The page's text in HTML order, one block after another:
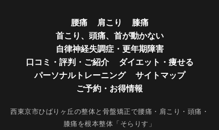
腰痛 肩こり
膝痛
首こり、頭痛、首が動かない
自律神経失調症・更年期障害
口コミ・評判・ご紹介
ダイエット・痩せる
パーソナルトレーニング
サイトマップ
ご予約・お得情報
西東京市ひばりヶ丘の整体と骨盤矯正で腰痛・肩こり・頭痛・
膝痛を根本整体「そらりす」